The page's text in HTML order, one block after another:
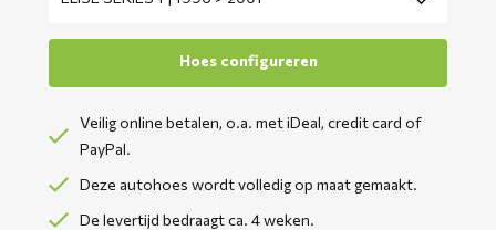
Veilig online betalen, o.a. met iDeal, credit card of
PayPal.
Deze autohoes wordt volledig op maat gemaakt.
De levertijd bedraagt ca. 4 weken.